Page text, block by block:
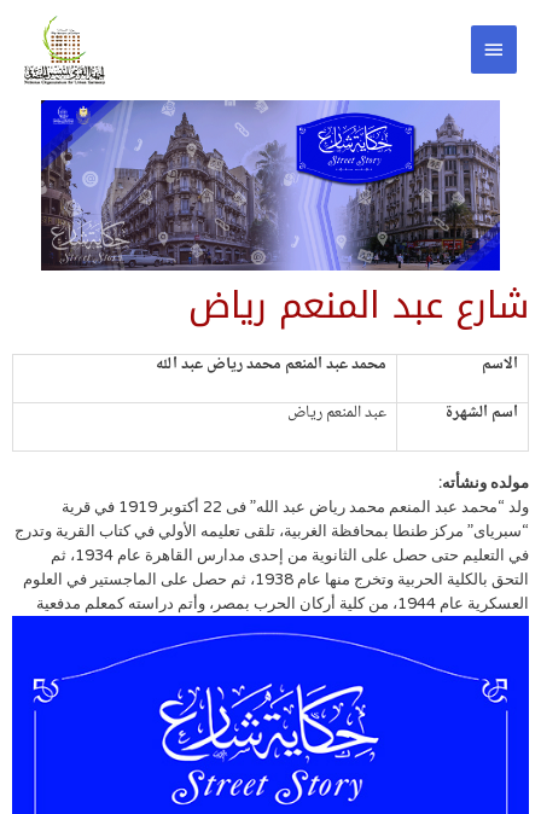
شارع عبد المنعم رياض
الاسم
محمد عبد المنعم محمد رياض عبد الله
اسم الشهرة
عبد المنعم رياض
مولده ونشأته:
ولد “محمد عبد المنعم محمد رياض عبد الله” فى 22 أكتوبر 1919 في قرية
“سبرياى” مركز طنطا بمحافظة الغربية، تلقى تعليمه الأولي في كتاب القرية وتدرج
في التعليم حتى حصل على الثانوية من إحدى مدارس القاهرة عام 1934، ثم
التحق بالكلية الحربية وتخرج منها عام 1938، ثم حصل على الماجستير في العلوم
العسكرية عام 1944،
من كلية أركان الحرب بمصر، وأتم دراسته كمعلم مدفعية